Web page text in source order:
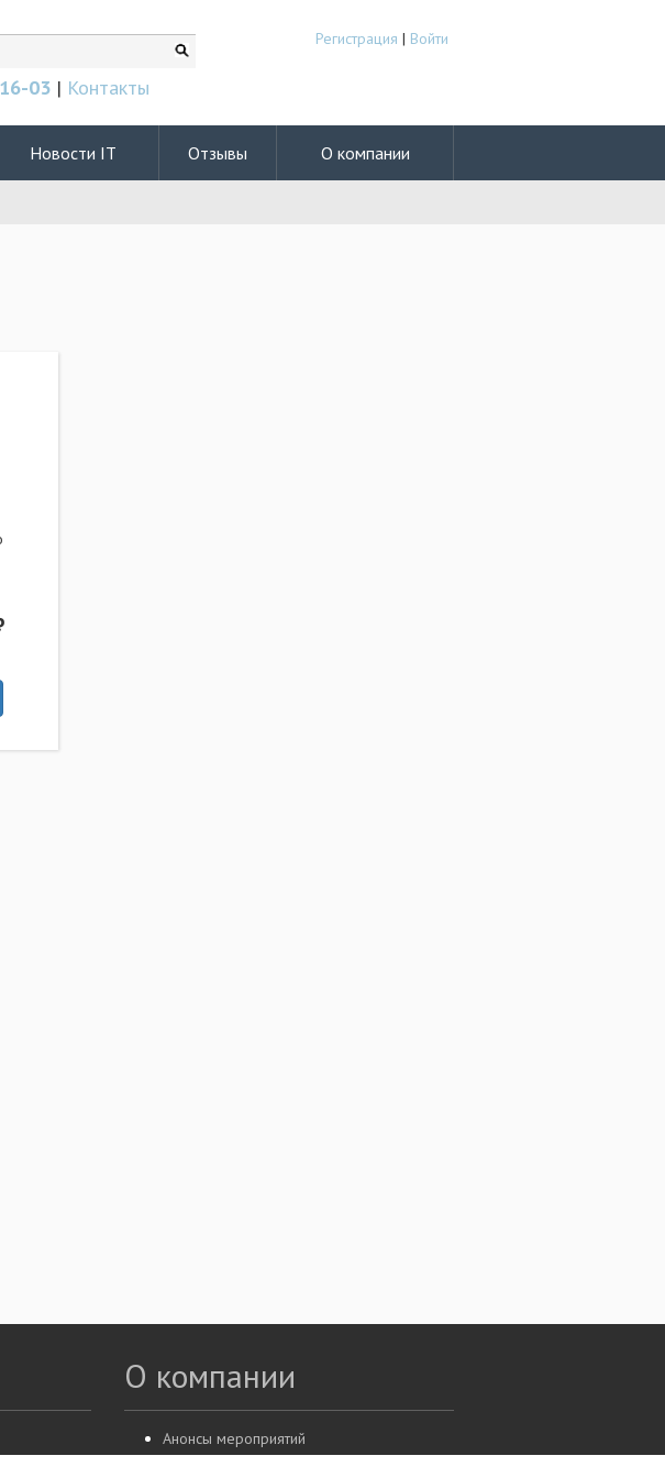
03 | Контакты
Регистрация | Войти
Новости IT Отзывы О компании
О компании
Анонсы мероприятий
Коллектив